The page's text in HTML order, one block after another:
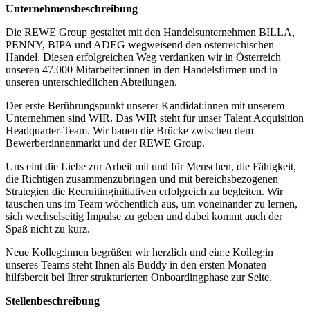
Unternehmensbeschreibung
Die REWE Group gestaltet mit den Handelsunternehmen BILLA,
PENNY, BIPA und ADEG wegweisend den österreichischen
Handel. Diesen erfolgreichen Weg verdanken wir in Österreich
unseren 47.000 Mitarbeiter:innen in den Handelsfirmen und in
unseren unterschiedlichen Abteilungen.
Der erste Berührungspunkt unserer Kandidat:innen mit unserem
Unternehmen sind WIR. Das WIR steht für unser Talent Acquisition
Headquarter-Team. Wir bauen die Brücke zwischen dem
Bewerber:innenmarkt und der REWE Group.
Uns eint die Liebe zur Arbeit mit und für Menschen, die Fähigkeit,
die Richtigen zusammenzubringen und mit bereichsbezogenen
Strategien die Recruitinginitiativen erfolgreich zu begleiten. Wir
tauschen uns im Team wöchentlich aus, um voneinander zu lernen,
sich wechselseitig Impulse zu geben und dabei kommt auch der
Spaß nicht zu kurz.
Neue Kolleg:innen begrüßen wir herzlich und ein:e Kolleg:in
unseres Teams steht Ihnen als Buddy in den ersten Monaten
hilfsbereit bei Ihrer strukturierten Onboardingphase zur Seite.
Stellenbeschreibung